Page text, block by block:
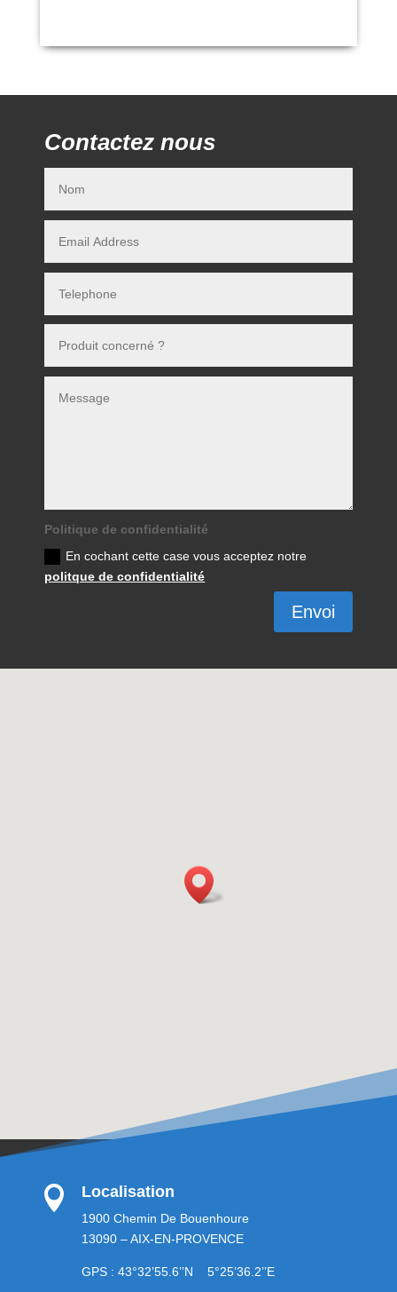
Contactez nous
Politique de confidentialité
En cochant cette case vous acceptez notre
politque de confidentialité
Envoi
 Localisation
1900 Chemin De Bouenhoure
13090 – AIX-EN-PROVENCE
GPS : 43°32’55.6’’N 5°25’36.2’’E